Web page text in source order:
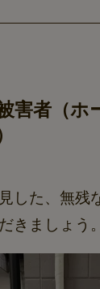
害者（ホ
した、無残
きましょう。